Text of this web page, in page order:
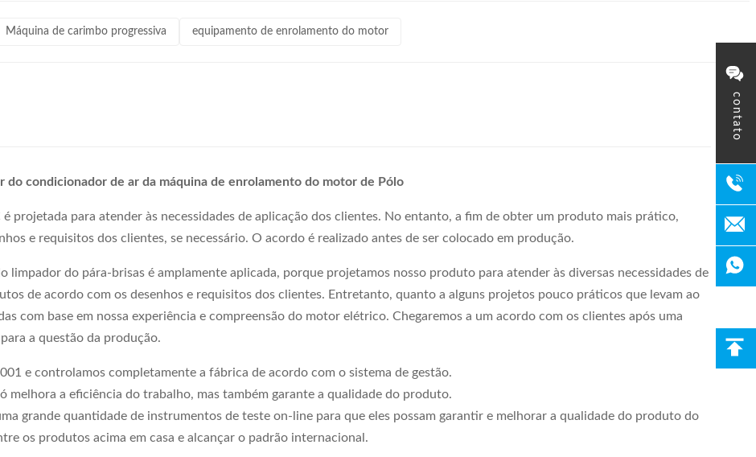
contato
Máquina de carimbo progressiva equipamento de enrolamento do motor
condicionador de ar da máquina de enrolamento do motor de Pólo
projetada para atender às necessidades de aplicação dos clientes. No entanto, a fim de obter um produto mais prático,
e requisitos dos clientes, se necessário. O acordo é realizado antes de ser colocado em produção.
do pára-brisas é amplamente aplicada, porque projetamos nosso produto para atender às diversas necessidades de
de acordo com os desenhos e requisitos dos clientes. Entretanto, quanto a alguns projetos pouco práticos que levam ao
com base em nossa experiência e compreensão do motor elétrico. Chegaremos a um acordo com os clientes após uma
a questão da produção.
e controlamos completamente a fábrica de acordo com o sistema de gestão.
melhora a eficiência do trabalho, mas também garante a qualidade do produto.
grande quantidade de instrumentos de teste on-line para que eles possam garantir e melhorar a qualidade do produto do
os produtos acima em casa e alcançar o padrão internacional.